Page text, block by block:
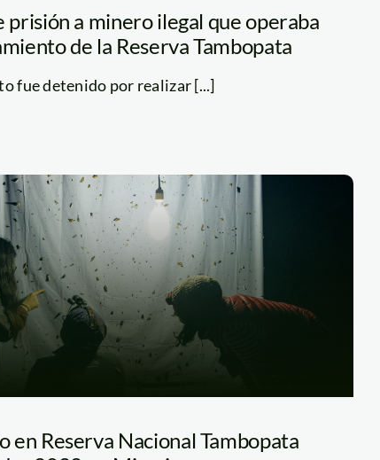
prisión a minero ilegal que operaba
de la Reserva Tambopata
fue detenido por realizar [...]
en Reserva Nacional Tambopata